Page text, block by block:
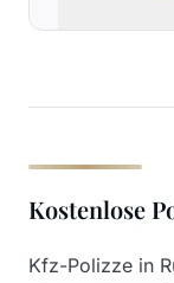
Kostenlose
Kfz-Polizze in